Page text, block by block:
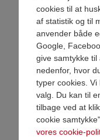
resin med et flot
monteret på en
som giver et
udtryk.
Tommel Op-
symbol på ros,
Denne award er
firmaevents og
arrangementer
og uformelle
Shop
cookies til at
af statistik og til
anvender både
Google,
give samtykke
nedenfor, hvor
typer cookies.
valg. Du kan til
tilbage ved at
cookie
vores cookie-